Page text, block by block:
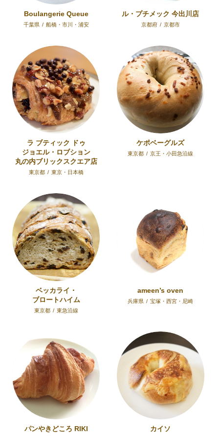
Boulangerie Queue
千葉県 / 船橋・市川・浦安
ル・プチメック 今出川店
京都府 / 京都市
ラ ブティック ドゥ
ジョエル・ロブション
丸の内ブリックスクエア店
東京都 / 東京・日本橋
ケポベーグルズ
東京都 / 京王・小田急沿線
ベッカライ・
ブロートハイム
東京都 / 東急沿線
ameen’s oven
兵庫県 / 宝塚・西宮・尼崎
パンやきどころ RIKI カイソ